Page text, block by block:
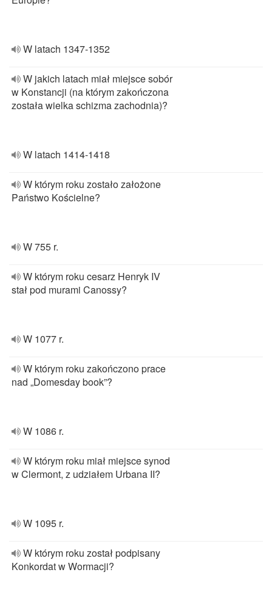
W latach 1347-1352
W jakich latach miał miejsce sobór
w Konstancji (na którym zakończona
została wielka schizma zachodnia)?
W latach 1414-1418
W którym roku zostało założone
Państwo Kościelne?
W 755 r.
W którym roku cesarz Henryk IV
stał pod murami Canossy?
W 1077 r.
W którym roku zakończono prace
nad „Domesday book”?
W 1086 r.
W którym roku miał miejsce synod
w Clermont, z udziałem Urbana II?
W 1095 r.
W którym roku został podpisany
Konkordat w Wormacji?